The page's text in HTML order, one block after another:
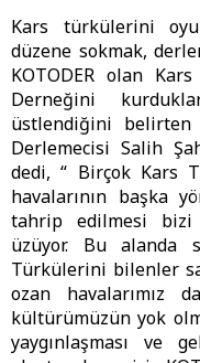
Kars türkülerini
düzene sokmak,
KOTODER olan
Derneğini
üstlendiğini belirten
Derlemecisi Salih
dedi, “ Birçok Kars
havalarının başka
tahrip edilmesi bizi
üzüyor. Bu alanda
Türkülerini bilenler
ozan havalarımız
kültürümüzün yok
yaygınlaşması ve